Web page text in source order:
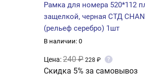
Рамка для номера 520*112
защелкой, черная СТД
(рельеф серебро) 1шт
В наличии: 0
Цена:240 ₽ 228 ₽ ?
Скидка 5% за самовывоз